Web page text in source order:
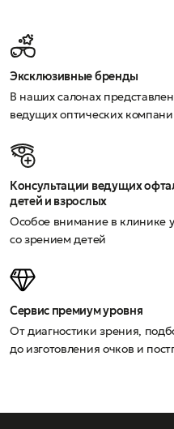
Эксклюзивные бренды
В наших салонах
ведущих оптических
Консультации ведущих
детей и взрослых
Особое внимание в клинике
со зрением детей
Сервис премиум уровня
От диагностики зрения,
до изготовления очков и